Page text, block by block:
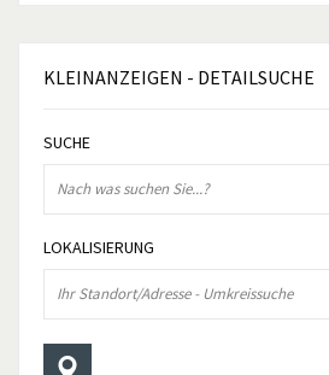
KLEINANZEIGEN - DETAILSUCHE
SUCHE
LOKALISIERUNG